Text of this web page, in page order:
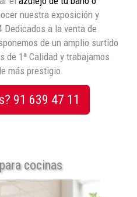
nuestra exposición y
Dedicados a la venta de
de un amplio surtido
de 1ª Calidad y trabajamos
más prestigio.
91 639 47 11
cocinas